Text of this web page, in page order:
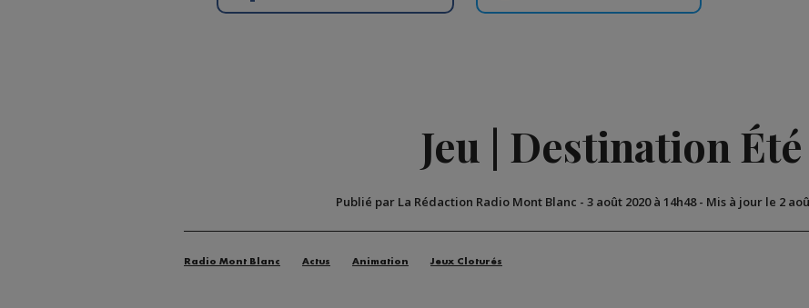
Jeu | Destination Été
Publié par La Rédaction Radio Mont Blanc - 3 août 2020 à 14h48- Mis à jour le 2
Radio Mont Blanc Actus Animation Jeux Cloturés